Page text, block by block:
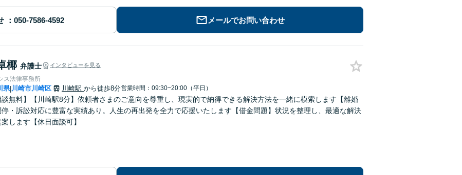
メールでお問い合わせ
椰 弁護士 インタビューを見る
ス法律事務所
県|川崎市川崎区 川崎駅 から徒歩8分営業時間：09:30~20:00（平日）
談無料】【川崎駅8分】依頼者さまのご意向を尊重し、現実的で納得できる解決方法を一緒に模索します【離婚
停・訴訟対応に豊富な実績あり。人生の再出発を全力で応援いたします【借金問題】状況を整理し、最適な解決
します【休日面談可】